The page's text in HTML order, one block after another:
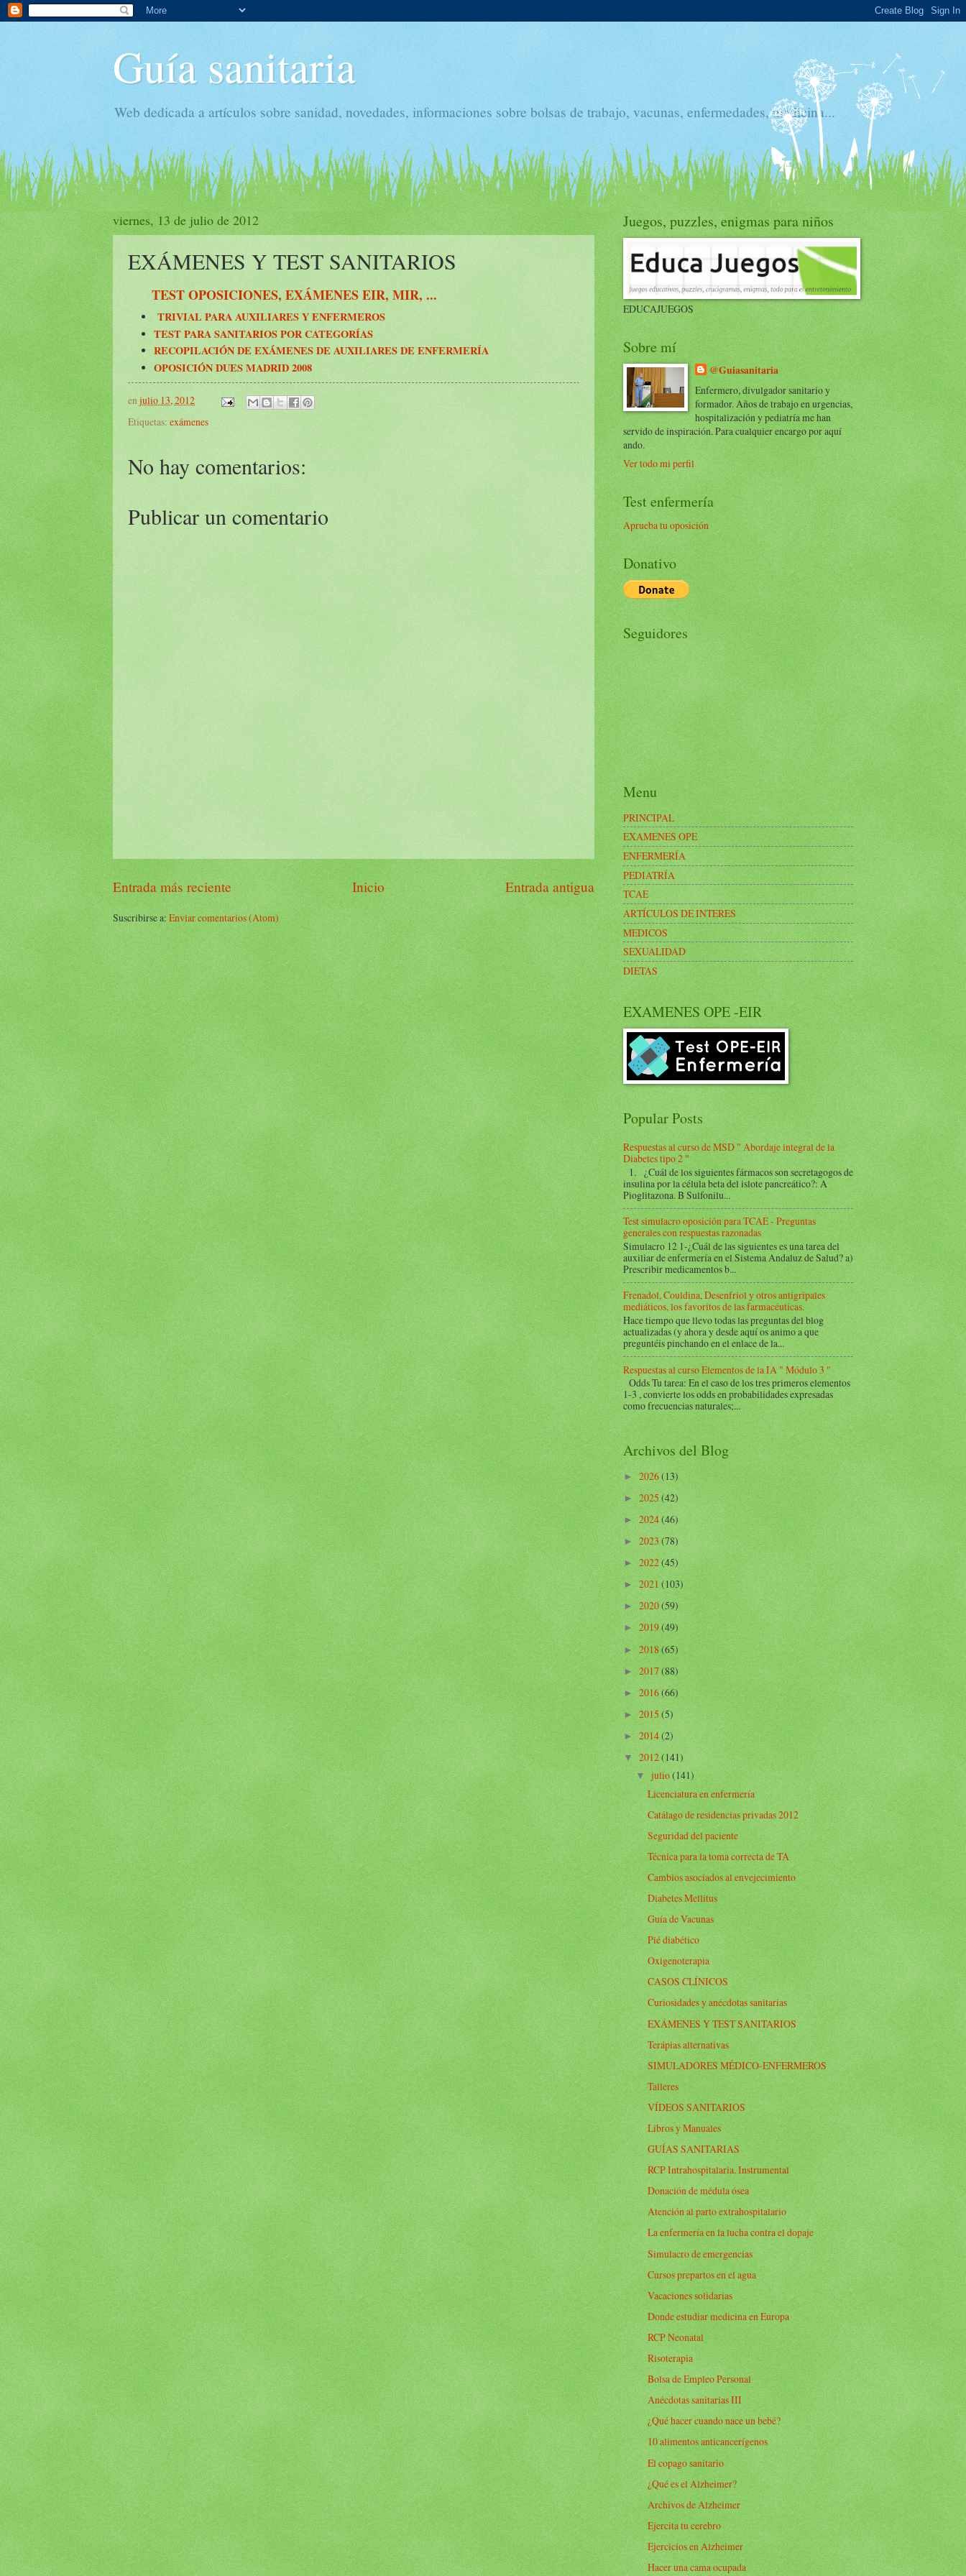
Guía sanitaria
Web dedicada a artículos sobre sanidad, novedades, informaciones sobre bolsas de trabajo, vacunas, enfermedades, medicina...
viernes, 13 de julio de 2012
EXÁMENES Y TEST SANITARIOS
TEST OPOSICIONES, EXÁMENES EIR, MIR, ...
TRIVIAL PARA AUXILIARES Y ENFERMEROS
TEST PARA SANITARIOS POR CATEGORÍAS
RECOPILACIÓN DE EXÁMENES DE AUXILIARES DE ENFERMERÍA
OPOSICIÓN DUES MADRID 2008
en julio 13, 2012
Etiquetas: exámenes
No hay comentarios:
Publicar un comentario
Entrada más reciente Entrada antigua
Inicio
Suscribirse a:Enviar comentarios (Atom)
Juegos, puzzles, enigmas para niños
EDUCAJUEGOS
Sobre mí
@Guiasanitaria
Enfermero, divulgador sanitario y
formador. Años de trabajo en urgencias,
hospitalización y pediatría me han
servido de inspiración. Para cualquier encargo por aquí
ando.
Ver todo mi perfil
Test enfermería
Aprueba tu oposición
Donativo
Seguidores
Menu
PRINCIPAL
EXAMENES OPE
ENFERMERÍA
PEDIATRÍA
TCAE
ARTÍCULOS DE INTERES
MEDICOS
SEXUALIDAD
DIETAS
EXAMENES OPE -EIR
Popular Posts
Respuestas al curso de MSD " Abordaje integral de la
Diabetes tipo 2 "
1. ¿Cuál de los siguientes fármacos son secretagogos de
insulina por la célula beta del islote pancreático?: A
Pioglitazona. B Sulfonilu...
Test simulacro oposición para TCAE - Preguntas
generales con respuestas razonadas
Simulacro 12 1-¿Cuál de las siguientes es una tarea del
auxiliar de enfermería en el Sistema Andaluz de Salud? a)
Prescribir medicamentos b...
Frenadol, Couldina, Desenfriol y otros antigripales
mediáticos, los favoritos de las farmacéuticas.
Hace tiempo que llevo todas las preguntas del blog
actualizadas (y ahora y desde aquí os animo a que
preguntéis pinchando en el enlace de la...
Respuestas al curso Elementos de la IA " Módulo 3 "
Odds Tu tarea: En el caso de los tres primeros elementos
1-3 , convierte los odds en probabilidades expresadas
como frecuencias naturales;...
Archivos del Blog
►2026(13)
►2025(42)
►2024(46)
►2023(78)
►2022(45)
►2021(103)
►2020(59)
►2019(49)
►2018(65)
►2017(88)
►2016(66)
►2015(5)
►2014(2)
▼2012(141)
▼julio(141)
Licenciatura en enfermería
Catálago de residencias privadas 2012
Seguridad del paciente
Técnica para la toma correcta de TA
Cambios asociados al envejecimiento
Diabetes Mellitus
Guía de Vacunas
Pié diabético
Oxigenoterapia
CASOS CLÍNICOS
Curiosidades y anécdotas sanitarias
EXÁMENES Y TEST SANITARIOS
Terápias alternativas
SIMULADORES MÉDICO-ENFERMEROS
Talleres
VÍDEOS SANITARIOS
Libros y Manuales
GUÍAS SANITARIAS
RCP Intrahospitalaria. Instrumental
Donación de médula ósea
Atención al parto extrahospitalario
La enfermería en la lucha contra el dopaje
Simulacro de emergencias
Cursos prepartos en el agua
Vacaciones solidarias
Donde estudiar medicina en Europa
RCP Neonatal
Risoterapia
Bolsa de Empleo Personal
Anécdotas sanitarias III
¿Qué hacer cuando nace un bebé?
10 alimentos anticancerígenos
El copago sanitario
¿Qué es el Alzheimer?
Archivos de Alzheimer
Ejercita tu cerebro
Ejercicios en Alzheimer
Hacer una cama ocupada